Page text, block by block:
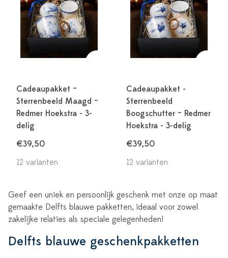
Cadeaupakket –
Sterrenbeeld Maagd –
Redmer Hoekstra - 3-
delig
€39,50
12 varianten
Cadeaupakket -
Sterrenbeeld
Boogschutter – Redmer
Hoekstra - 3-delig
€39,50
12 varianten
Geef een uniek en persoonlijk geschenk met onze op maat
gemaakte Delfts blauwe pakketten, ideaal voor zowel
zakelijke relaties als speciale gelegenheden!
Delfts blauwe geschenkpakketten